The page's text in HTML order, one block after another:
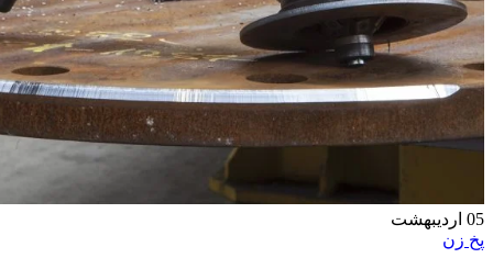
05 اردیبهشت
پخ زن